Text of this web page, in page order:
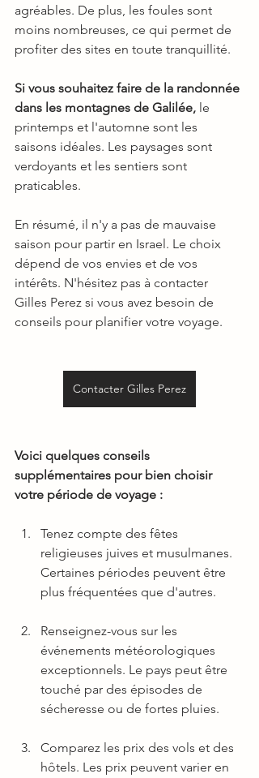
agréables. De plus, les foules sont
moins nombreuses, ce qui permet de
profiter des sites en toute tranquillité.
Si vous souhaitez faire de la randonnée
dans les montagnes de Galilée, le
printemps et l'automne sont les
saisons idéales. Les paysages sont
verdoyants et les sentiers sont
praticables.
En résumé, il n'y a pas de mauvaise
saison pour partir en Israel. Le choix
dépend de vos envies et de vos
intérêts. N'hésitez pas à contacter
Gilles Perez si vous avez besoin de
conseils pour planifier votre voyage.
Contacter Gilles Perez
Voici quelques conseils
supplémentaires pour bien choisir
votre période de voyage :
Tenez compte des fêtes
religieuses juives et musulmanes.
Certaines périodes peuvent être
plus fréquentées que d'autres.
Renseignez-vous sur les
événements météorologiques
exceptionnels. Le pays peut être
touché par des épisodes de
sécheresse ou de fortes pluies.
Comparez les prix des vols et des
hôtels. Les prix peuvent varier en